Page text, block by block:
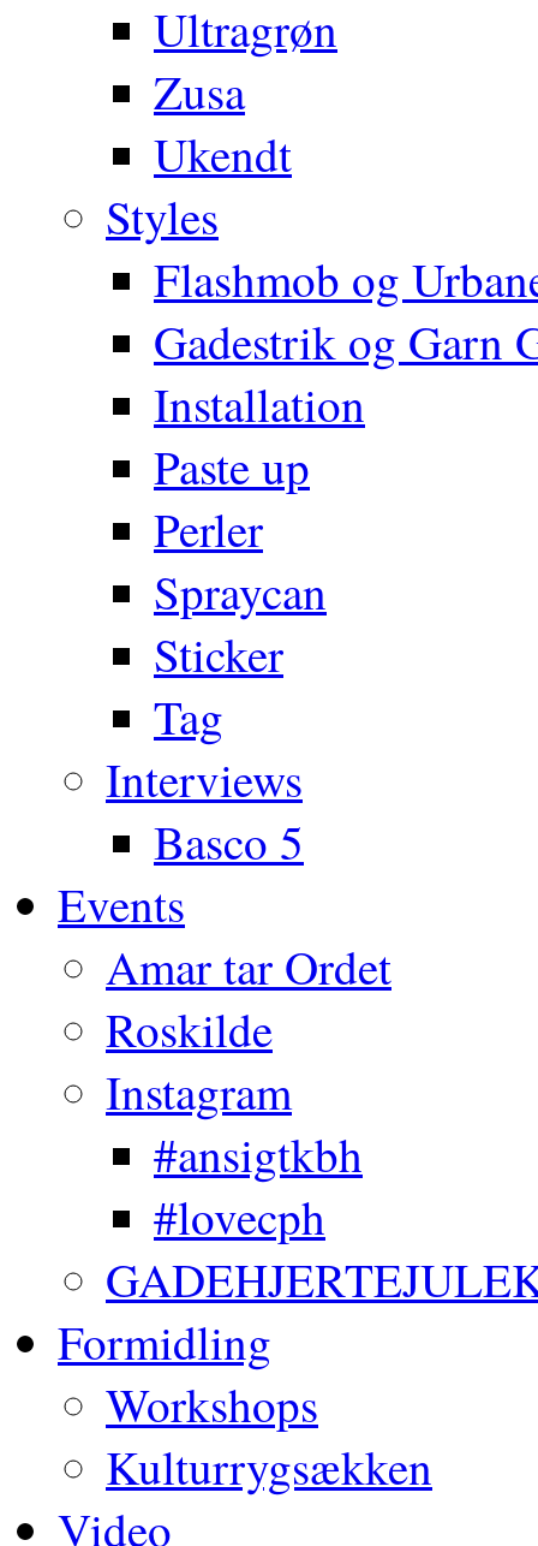
Ultragrøn
Zusa
Ukendt
Styles
Flashmob og
Gadestrik og Garn
Installation
Paste up
Perler
Spraycan
Sticker
Tag
Interviews
Basco 5
Events
Amar tar Ordet
Roskilde
Instagram
#ansigtkbh
#lovecph
Formidling
Workshops
Kulturrygsækken
Video